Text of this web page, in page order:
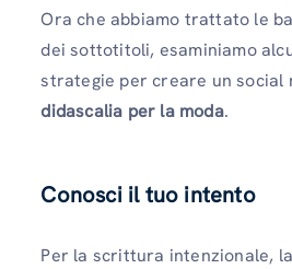
Ora che abbiamo trattato le
dei sottotitoli, esaminiamo
strategie per creare un social
didascalia per la moda.
Conosci il tuo intento
Per la scrittura intenzionale,